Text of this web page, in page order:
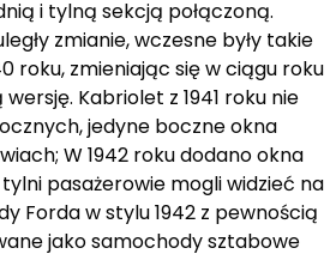
i tylną sekcją połączoną.
zmianie, wczesne były takie
roku, zmieniając się w ciągu roku
Kabriolet z 1941 roku nie
jedyne boczne okna
W 1942 roku dodano okna
pasażerowie mogli widzieć na
Forda w stylu 1942 z pewnością
jako samochody sztabowe